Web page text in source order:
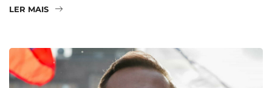
LER MAIS